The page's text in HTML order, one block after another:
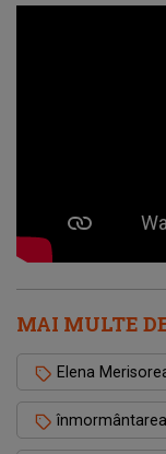
MAI MULTE
Elena